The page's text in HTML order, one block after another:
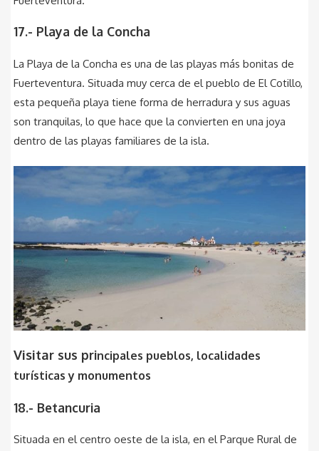
17.- Playa de la Concha
La Playa de la Concha es una de las playas más bonitas de
Fuerteventura. Situada muy cerca de el pueblo de El Cotillo,
esta pequeña playa tiene forma de herradura y sus aguas
son tranquilas, lo que hace que la convierten en una joya
dentro de las playas familiares de la isla.
Visitar sus principales pueblos, localidades
turísticas y monumentos
18.- Betancuria
Situada en el centro oeste de la isla, en el Parque Rural de